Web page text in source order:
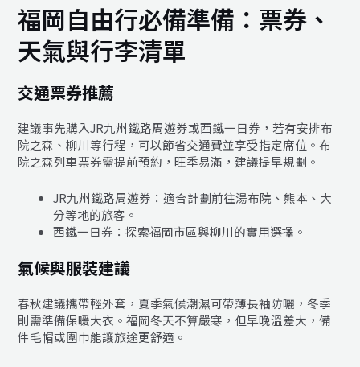
福岡自由行必備準備：票券、
天氣與行李清單
交通票券推薦
建議事先購入JR九州鐵路周遊券或西鐵一日券，若有安排布
院之森、柳川等行程，可以節省交通費並享受指定席位。布
院之森列車票券需提前預約，旺季易滿，建議提早規劃。
JR九州鐵路周遊券：適合計劃前往湯布院、熊本、大
分等地的旅客。
西鐵一日券：探索福岡市區與柳川的實用選擇。
氣候與服裝建議
春秋建議攜帶輕外套，夏季氣候潮濕可帶薄長袖防曬，冬季
則需準備保暖大衣。福岡冬天不算嚴寒，但早晚溫差大，備
件毛帽或圍巾能讓旅途更舒適。